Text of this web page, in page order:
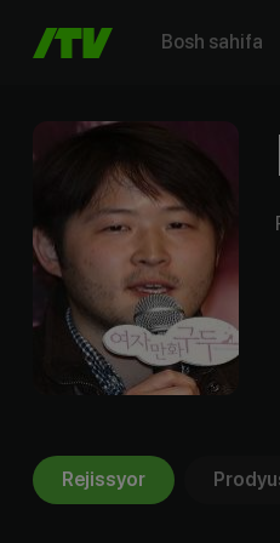
Bosh sahifa
Rejissyor